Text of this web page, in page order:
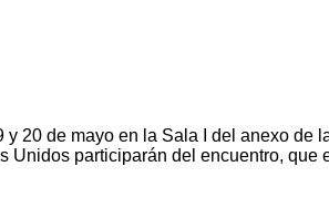
20 de mayo en la Sala I del anexo
participarán del encuentro, que